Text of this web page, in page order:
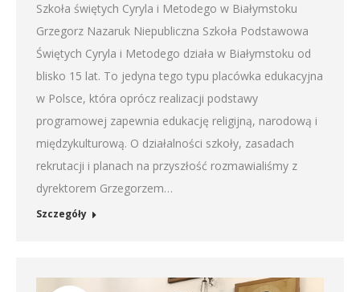
Szkoła świętych Cyryla i Metodego w Białymstoku
Grzegorz Nazaruk Niepubliczna Szkoła Podstawowa
Świętych Cyryla i Metodego działa w Białymstoku od
blisko 15 lat. To jedyna tego typu placówka edukacyjna
w Polsce, która oprócz realizacji podstawy
programowej zapewnia edukację religijną, narodową i
międzykulturową. O działalności szkoły, zasadach
rekrutacji i planach na przyszłość rozmawialiśmy z
dyrektorem Grzegorzem…
Szczegóły